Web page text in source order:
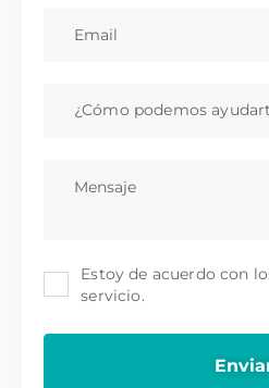
¿Cómo podemos
Estoy de acuerdo con
servicio.